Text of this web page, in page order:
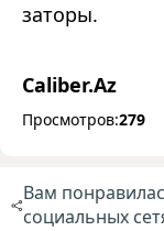
заторы.
Caliber.Az
Просмотров:279
Вам
социальных